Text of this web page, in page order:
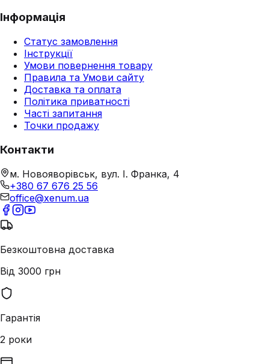
Інформація
Статус замовлення
Інструкції
Умови повернення товару
Правила та Умови сайту
Доставка та оплата
Політика приватності
Часті запитання
Точки продажу
Контакти
м. Новояворівськ, вул. І. Франка, 4
+380 67 676 25 56
office@xenum.ua
Безкоштовна доставка
Від 3000 грн
Гарантія
2 роки